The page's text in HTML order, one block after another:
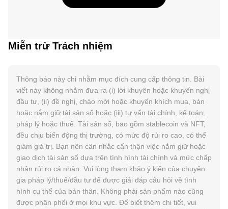
Miễn trừ Trách nhiệm
Thông báo này chỉ nhằm mục đích cung cấp thông tin. Bài
viết này không nhằm đưa ra (i) lời khuyên hoặc khuyến nghị
đầu tư, (ii) đề nghị, chào mời hoặc khuyến khích mua, bán
hoặc nắm giữ tài sản số hoặc (iii) tư vấn tài chính, kế toán,
pháp lý hoặc thuế. Tài sản số, bao gồm stablecoin và NFT,
đều chịu biến động thị trường, có mức độ rủi ro cao, có thể
giảm giá trị. Bạn nên cân nhắc cẩn thận việc nắm giữ hoặc
giao dịch tài sản số dựa trên tình hình tài chính và mức chấp
nhận rủi ro cá nhân. Vui lòng tham khảo ý kiến của chuyên
gia pháp lý/thuế/đầu tư để được giải đáp câu hỏi về tình
hình cụ thể của bản thân. Không phải sản phẩm nào cũng
được phân phối ở mọi khu vực. Để biết thêm chi tiết, vui